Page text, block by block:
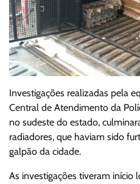
Investigações realizadas pela
Central de Atendimento da
no sudeste do estado,
radiadores, que haviam sido
galpão da cidade.
As investigações tiveram início